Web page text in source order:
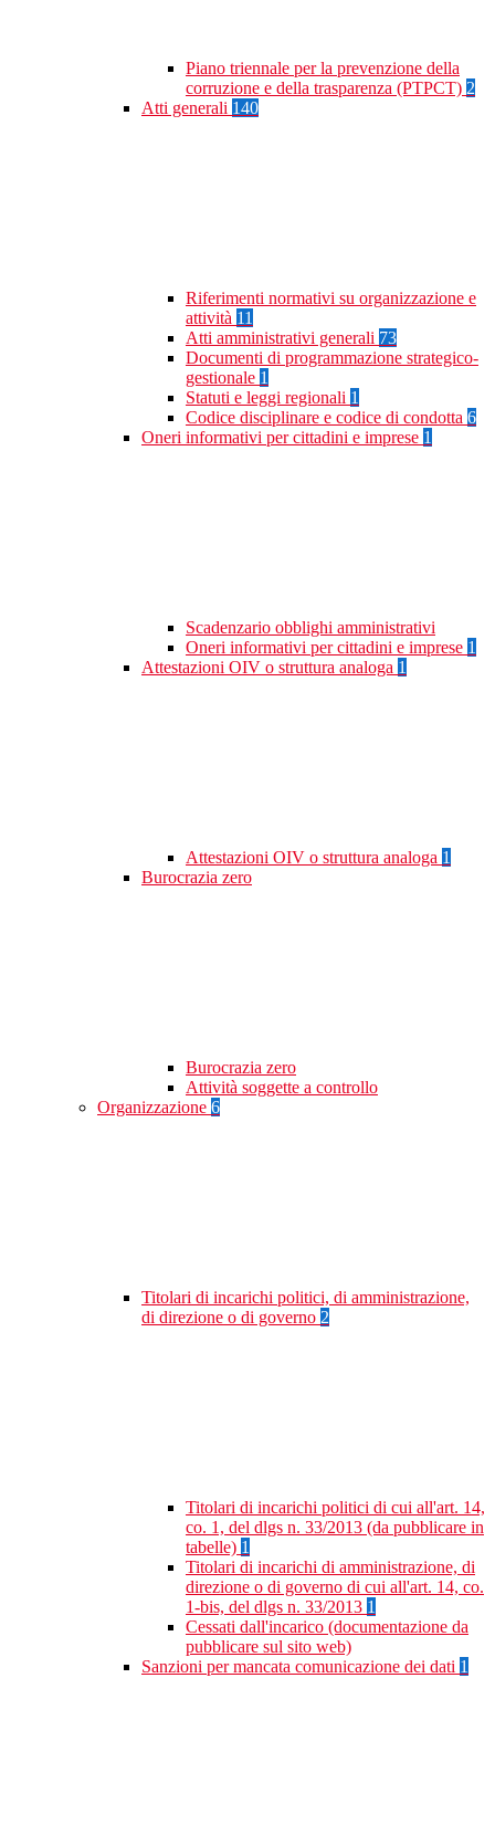
Piano triennale per la prevenzione della
corruzione e della trasparenza (PTPCT) 2
Atti generali 140
Riferimenti normativi su organizzazione e
attività 11
Atti amministrativi generali 73
Documenti di programmazione strategico-
gestionale 1
Statuti e leggi regionali 1
Codice disciplinare e codice di condotta 6
Oneri informativi per cittadini e imprese 1
Scadenzario obblighi amministrativi
Oneri informativi per cittadini e imprese 1
Attestazioni OIV o struttura analoga 1
Attestazioni OIV o struttura analoga 1
Burocrazia zero
Burocrazia zero
Attività soggette a controllo
Organizzazione 6
Titolari di incarichi politici, di amministrazione,
di direzione o di governo 2
Titolari di incarichi politici di cui all'art. 14,
co. 1, del dlgs n. 33/2013 (da pubblicare in
tabelle) 1
Titolari di incarichi di amministrazione, di
direzione o di governo di cui all'art. 14, co.
1-bis, del dlgs n. 33/2013 1
Cessati dall'incarico (documentazione da
pubblicare sul sito web)
Sanzioni per mancata comunicazione dei dati 1